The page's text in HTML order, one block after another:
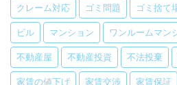
クレーム対応 ゴミ問題 ゴミ捨て
ビル マンション ワンルームマン
不動産屋 不動産投資 不法投棄
家賃の値下げ 家賃交渉 家賃保証